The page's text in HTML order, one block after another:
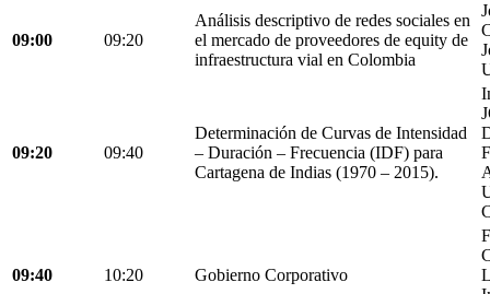
09:00 09:20
Análisis descriptivo de redes sociales en
el mercado de proveedores de equity de
infraestructura vial en Colombia
09:20 09:40
Determinación de Curvas de Intensidad
– Duración – Frecuencia (IDF) para
Cartagena de Indias (1970 – 2015).
09:40 10:20 Gobierno Corporativo